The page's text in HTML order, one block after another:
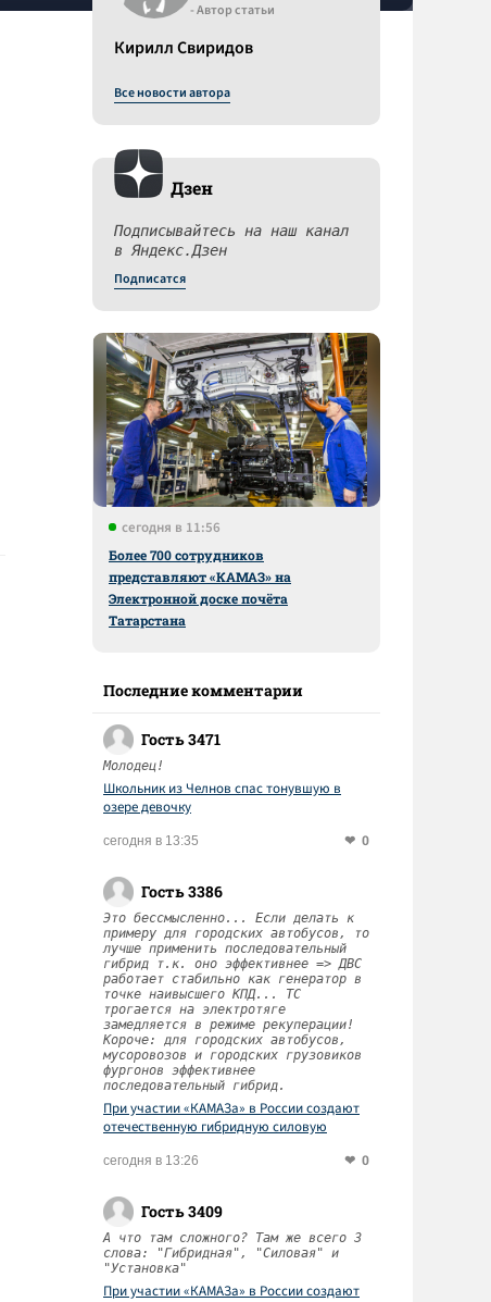
- Автор статьи
Кирилл Свиридов
Все новости автора
Дзен
Подписывайтесь на наш канал
в Яндекс.Дзен
Подписатся
сегодня в 11:56
Более 700 сотрудников
представляют «КАМАЗ» на
Электронной доске почёта
Татарстана
Последние комментарии
Гость 3471
Молодец!
Школьник из Челнов спас тонувшую в
озере девочку
сегодня в 13:35 0
Гость 3386
Это бессмысленно... Если делать к
примеру для городских автобусов, то
лучше применить последовательный
гибрид т.к. оно эффективнее => ДВС
работает стабильно как генератор в
точке наивысшего КПД... ТС
трогается на электротяге
замедляется в режиме рекуперации!
Короче: для городских автобусов,
мусоровозов и городских грузовиков
фургонов эффективнее
последовательный гибрид.
При участии «КАМАЗа» в России создают
отечественную гибридную силовую
сегодня в 13:26 0
Гость 3409
А что там сложного? Там же всего 3
слова: "Гибридная", "Силовая" и
"Установка"
При участии «КАМАЗа» в России создают